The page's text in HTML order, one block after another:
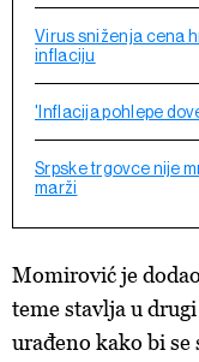
Virus sniženja cena
inflaciju
'Inflacija pohlepe
Srpske trgovce nije
marži
Momirović je
teme stavlja u
urađeno kako bi